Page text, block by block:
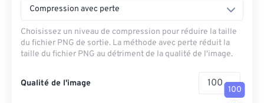
Compression avec perte
Choisissez un niveau de compression pour réduire la taille
du fichier PNG de sortie. La méthode avec perte réduit la
taille du fichier PNG au détriment de la qualité de l'image.
Qualité de l'image
100